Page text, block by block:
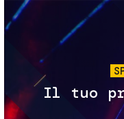
Il tuo